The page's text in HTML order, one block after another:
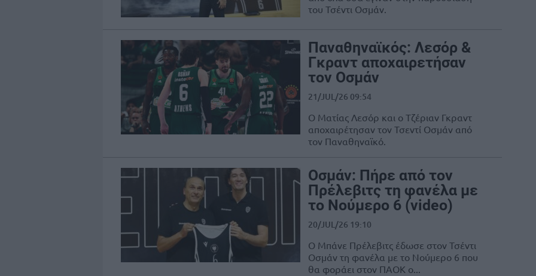
του Τσέντι Οσμάν.
Παναθηναϊκός: Λεσόρ &
Γκραντ αποχαιρετήσαν
τον Οσμάν
21/JUL/26 09:54
Ο Ματίας Λεσόρ και ο Τζέριαν Γκραντ
αποχαιρέτησαν τον Τσεντί Οσμάν από
τον Παναθηναϊκό.
Οσμάν: Πήρε από τον
Πρέλεβιτς τη φανέλα με
το Νούμερο 6 (video)
20/JUL/26 19:10
Ο Μπάνε Πρέλεβιτς έδωσε στον Τσέντι
Οσμάν τη φανέλα με το Νούμερο 6 που
θα φοράει στον ΠΑΟΚ ο...